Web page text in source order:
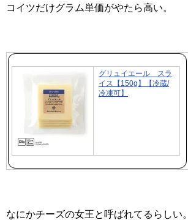
コイツだけグラム単価がやたら高い。
グリュイエール スラ
イス【150g】【冷蔵/
冷凍可】
なにかチーズの女王と呼ばれてるらしい。